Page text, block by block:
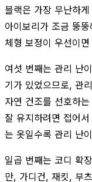
블랙은 가장 무난하
아이보리가 조금 뚱
체형 보정이 우선이
여섯 번째는 관리 난
기가 있었으므로, 관
자연 건조를 선호하
잘 유지하려면 접어
는 옷일수록 관리 난
일곱 번째는 코디 확
만, 가디건, 재킷, 부